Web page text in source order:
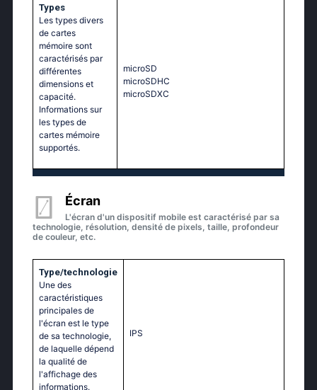
Types
Les types divers
de cartes
mémoire sont
caractérisés par
différentes
dimensions et
capacité.
Informations sur
les types de
cartes mémoire
supportés.
microSD
microSDHC
microSDXC
Écran
L'écran d'un dispositif mobile est caractérisé par sa
technologie, résolution, densité de pixels, taille, profondeur
de couleur, etc.
Type/technologie
Une des
caractéristiques
principales de
l'écran est le type
de sa technologie,
de laquelle dépend
la qualité de
l'affichage des
informations.
IPS